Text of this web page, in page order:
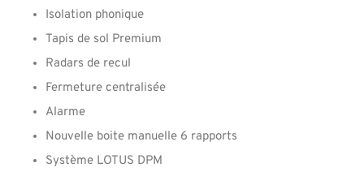
Isolation phonique
Tapis de sol Premium
Radars de recul
Fermeture centralisée
Alarme
Nouvelle boite manuelle 6 rapports
Système LOTUS DPM